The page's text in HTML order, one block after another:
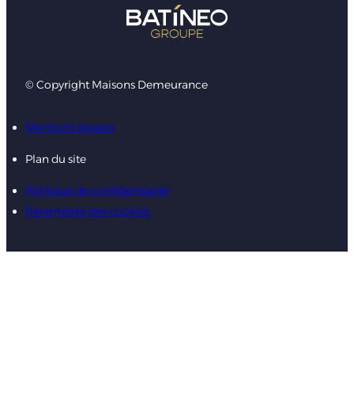
© Copyright Maisons Demeurance
Mentions légales
Plan du site
Politique de confidentialité
Paramètres des cookies